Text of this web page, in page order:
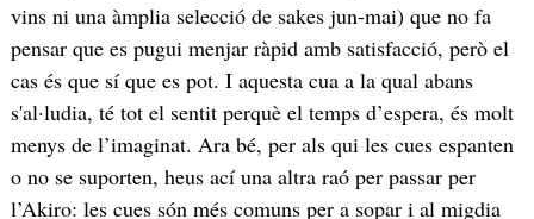
vins ni una àmplia selecció de sakes jun-mai) que no fa
pensar que es pugui menjar ràpid amb satisfacció, però el
cas és que sí que es pot. I aquesta cua a la qual abans
s'al·ludia, té tot el sentit perquè el temps d’espera, és molt
menys de l’imaginat. Ara bé, per als qui les cues espanten
o no se suporten, heus ací una altra raó per passar per
l’Akiro: les cues són més comuns per a sopar i al migdia